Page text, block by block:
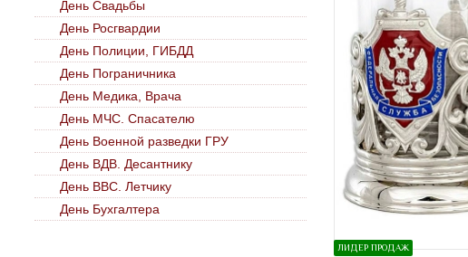
День Свадьбы
День Росгвардии
День Полиции, ГИБДД
День Пограничника
День Медика, Врача
День МЧС. Спасателю
День Военной разведки ГРУ
День ВДВ. Десантнику
День ВВС. Летчику
День Бухгалтера
ЛИДЕР ПРОДАЖ